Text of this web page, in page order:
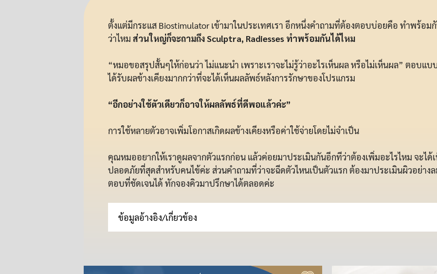
ตั้งแต่มีกระแส Biostimulator เข้ามาในประเทศเรา อีกหนึ่งคำถามที่ต้องตอบบ่อยคือ ทำพร้อมกั
ว่าไหม ส่วนใหญ่ก็จะถามถึง Sculptra, Radiesses ทำพร้อมกันได้ไหม
“หมอขอสรุปสั้นๆให้ก่อนว่า ไม่แนะนำ เพราะเราจะไม่รู้ว่าอะไรเห็นผล หรือไม่เห็นผล” ตอบแ
ได้รับผลข้างเคียงมากกว่าที่จะได้เห็นผลลัพธ์หลังการรักษาของโปรแกรม
“อีกอย่างใช้ตัวเดียวก็อาจให้ผลลัพธ์ที่ดีพอแล้วค่ะ”
การใช้หลายตัวอาจเพิ่มโอกาสเกิดผลข้างเคียงหรือค่าใช้จ่ายโดยไม่จำเป็น
คุณหมออยากให้เราดูผลจากตัวแรกก่อน แล้วค่อยมาประเมินกันอีกทีว่าต้องเพิ่มอะไรไหม จะได้
ปลอดภัยที่สุดสำหรับคนไข้ค่ะ ส่วนคำถามที่ว่าจะฉีดตัวไหนเป็นตัวแรก ต้องมาประเมินผิวอย่าง
ตอบที่ชัดเจนได้ ทักจองคิวมาปรึกษาได้ตลอดค่ะ
ข้อมูลอ้างอิง/เกี่ยวข้อง